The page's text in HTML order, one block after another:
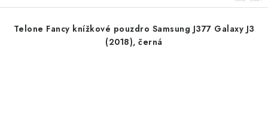
Telone Fancy knížkové pouzdro Samsung J377 Galaxy J3
(2018), černá